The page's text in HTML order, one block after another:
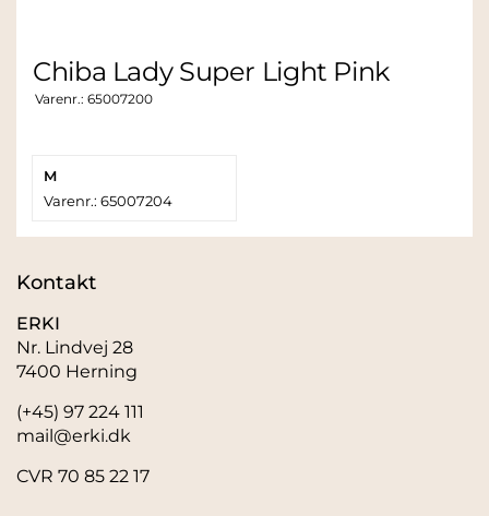
Chiba Lady Super Light Pink
Varenr.: 65007200
M
Varenr.: 65007204
Kontakt
ERKI
Nr. Lindvej 28
7400 Herning
(+45) 97 224 111
mail@erki.dk
CVR 70 85 22 17